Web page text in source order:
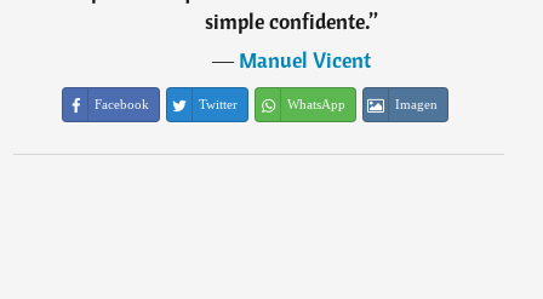
simple confidente.”
―Manuel Vicent
Facebook Twitter WhatsApp Imagen